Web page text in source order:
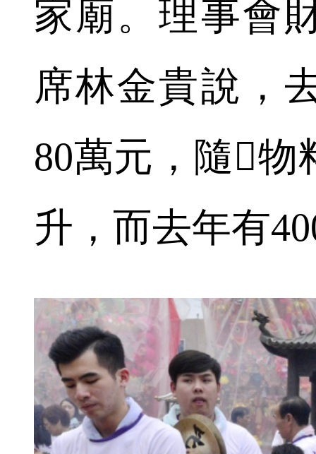
家廟。理事會
席林金貴說，
80萬元，隨物
升，而去年有